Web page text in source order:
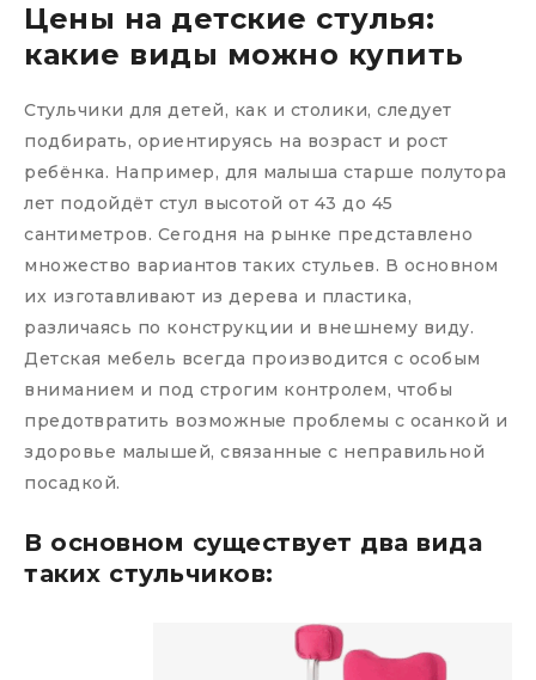
Цены на детские стулья:
какие виды можно купить
Стульчики для детей, как и столики, следует
подбирать, ориентируясь на возраст и рост
ребёнка. Например, для малыша старше полутора
лет подойдёт стул высотой от 43 до 45
сантиметров. Сегодня на рынке представлено
множество вариантов таких стульев. В основном
их изготавливают из дерева и пластика,
различаясь по конструкции и внешнему виду.
Детская мебель всегда производится с особым
вниманием и под строгим контролем, чтобы
предотвратить возможные проблемы с осанкой и
здоровье малышей, связанные с неправильной
посадкой.
В основном существует два вида
таких стульчиков: